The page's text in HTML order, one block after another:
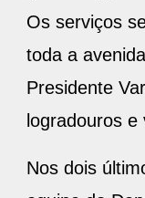
Os serviços
toda a
Presidente
logradouros e
Nos dois